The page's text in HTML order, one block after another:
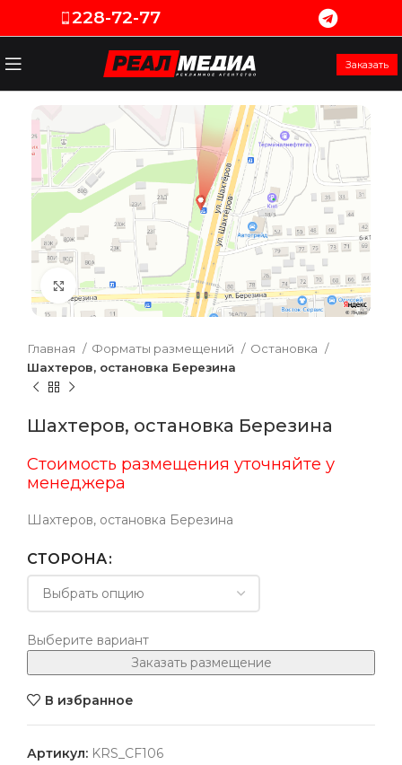
228-72-77
Заказать
Увеличить
Главная Форматы размещений
Остановка
Шахтеров, остановка Березина
Шахтеров, остановка Березина
Стоимость размещения уточняйте у
менеджера
Шахтеров, остановка Березина
СТОРОНА
Выберите вариант
Заказать размещение
В избранное
Артикул: KRS_CF106